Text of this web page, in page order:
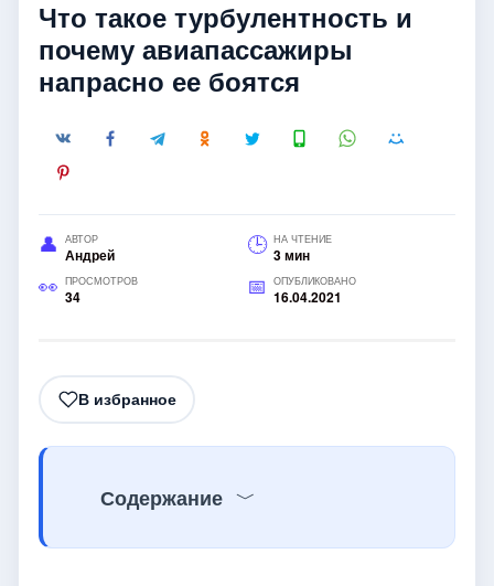
Что такое турбулентность и
почему авиапассажиры
напрасно ее боятся
АВТОР
Андрей
НА ЧТЕНИЕ
3 мин
ПРОСМОТРОВ
34
ОПУБЛИКОВАНО
16.04.2021
В избранное
Содержание